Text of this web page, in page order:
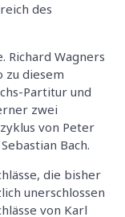
des
Richard Wagners
diesem
Partitur und
zwei
von Peter
Bach.
die bisher
unerschlossen
von Karl